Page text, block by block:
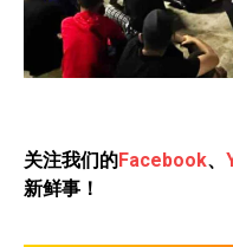
关注我们的Facebook、
新鲜事！